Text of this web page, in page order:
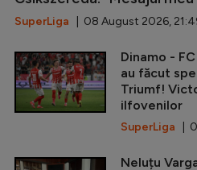
SuperLiga | 08 August 2026,
Dinamo -
au făcut
Triumf!
ilfovenilor
SuperLiga |
Neluțu